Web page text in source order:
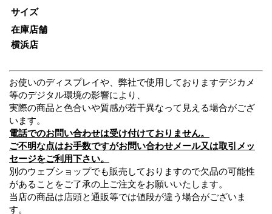
サイズ
在庫店舗
横浜店
お使いのディスプレイや、弊社で使用しておりますデジカメ
等のデジタル環境の影響により、
実際の商品と色合いや質感が若干異なって見える場合がござ
います。
電話でのお問い合わせは受け付けておりません。
ご不明な点はお手数ですがお問い合わせメール又は取引メッ
セージをご利用下さい。
別のウェブショップでも販売しておりますので欠品の可能性
があることをご了承の上ご注文をお願いいたします。
当店の商品は店頭と通販等では値段が違う場合がございま
す。